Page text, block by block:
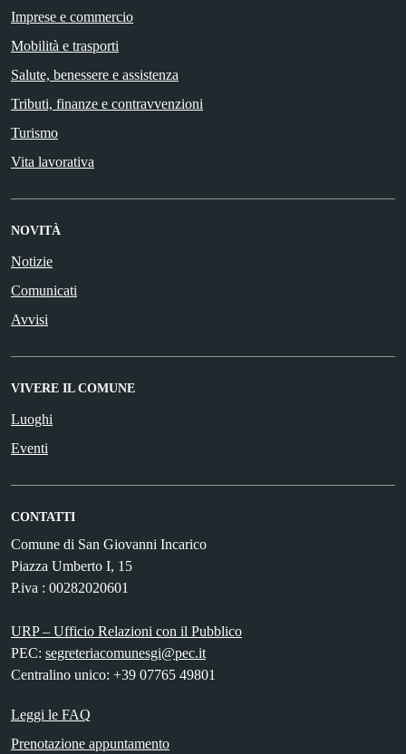
Imprese e commercio
Mobilità e trasporti
Salute, benessere e assistenza
Tributi, finanze e contravvenzioni
Turismo
Vita lavorativa
NOVITÀ
Notizie
Comunicati
Avvisi
VIVERE IL COMUNE
Luoghi
Eventi
CONTATTI
Comune di San Giovanni Incarico
Piazza Umberto I, 15
P.iva : 00282020601
URP – Ufficio Relazioni con il Pubblico
PEC: segreteriacomunesgi@pec.it
Centralino unico: +39 07765 49801
Leggi le FAQ
Prenotazione appuntamento